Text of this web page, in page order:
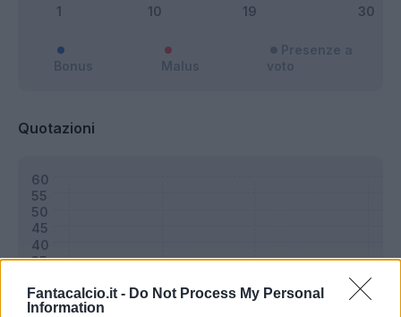
Fantacalcio.it - Do Not Process My Personal
Information
Quotazioni